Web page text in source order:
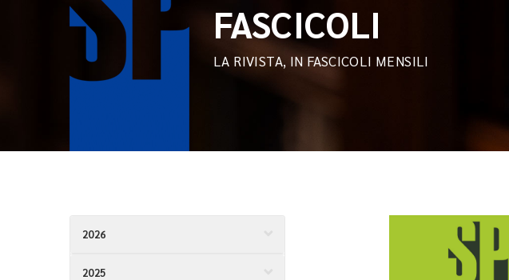
FASCICOLI
LA RIVISTA, IN FASCICOLI MENSILI
2026
2025